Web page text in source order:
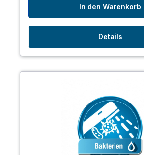
In den Warenkorb
Details